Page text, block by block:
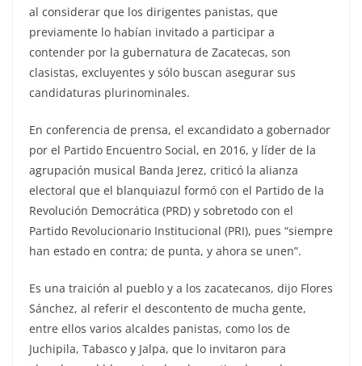
al considerar que los dirigentes panistas, que
previamente lo habían invitado a participar a
contender por la gubernatura de Zacatecas, son
clasistas, excluyentes y sólo buscan asegurar sus
candidaturas plurinominales.
En conferencia de prensa, el excandidato a gobernador
por el Partido Encuentro Social, en 2016, y líder de la
agrupación musical Banda Jerez, criticó la alianza
electoral que el blanquiazul formó con el Partido de la
Revolución Democrática (PRD) y sobretodo con el
Partido Revolucionario Institucional (PRI), pues “siempre
han estado en contra; de punta, y ahora se unen”.
Es una traición al pueblo y a los zacatecanos, dijo Flores
Sánchez, al referir el descontento de mucha gente,
entre ellos varios alcaldes panistas, como los de
Juchipila, Tabasco y Jalpa, que lo invitaron para